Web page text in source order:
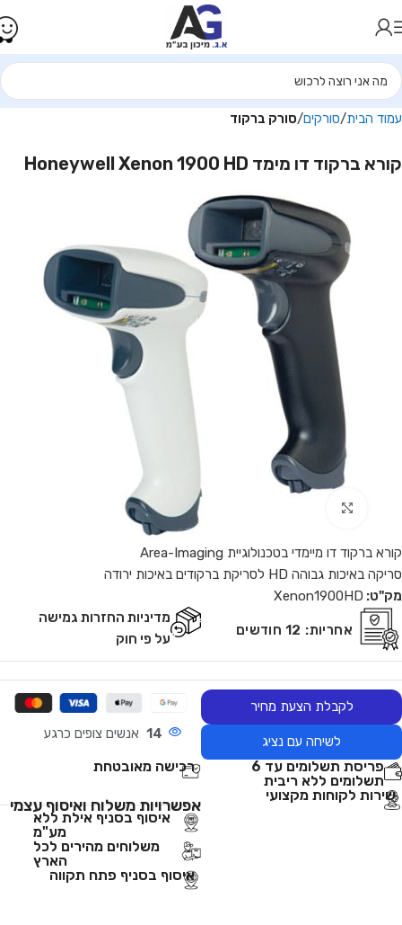
עמוד הבית סורקים סורק ברקוד
קורא ברקוד דו מימד Honeywell Xenon 1900 HD
קורא ברקוד דו מיימדי בטכנולוגיית Area-Imaging
סריקה באיכות גבוהה HD לסריקת ברקודים באיכות ירודה
מק"ט: Xenon1900HD
אחריות: 12 חודשים
מדיניות החזרות גמישה
על פי חוק
לקבלת הצעת מחיר
לשיחה עם נציג 14 אנשים צופים כרגע
פריסת תשלומים עד 6
תשלומים ללא ריבית
רכישה מאובטחת
שירות לקוחות מקצועי
אפשרויות משלוח ואיסוף עצמי
איסוף בסניף אילת ללא
מע"מ
משלוחים מהירים לכל
הארץ
איסוף בסניף פתח תקווה